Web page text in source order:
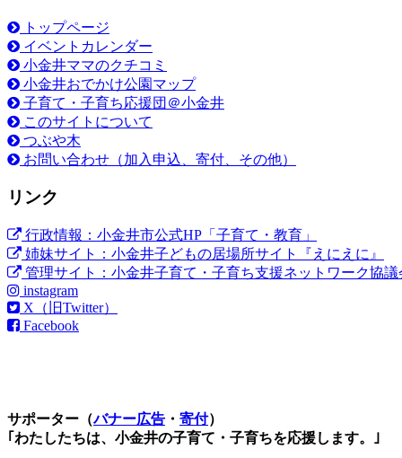
トップページ
イベントカレンダー
小金井ママのクチコミ
小金井おでかけ公園マップ
子育て・子育ち応援団＠小金井
このサイトについて
つぶや木
お問い合わせ（加入申込、寄付、その他）
リンク
行政情報：小金井市公式HP「子育て・教育」
姉妹サイト：小金井子どもの居場所サイト『えにえに』
管理サイト：小金井子育て・子育ち支援ネットワーク協議
instagram
X（旧Twitter）
Facebook
サポーター（バナー広告 ・ 寄付）
｢わたしたちは、小金井の子育て・子育ちを応援します。｣